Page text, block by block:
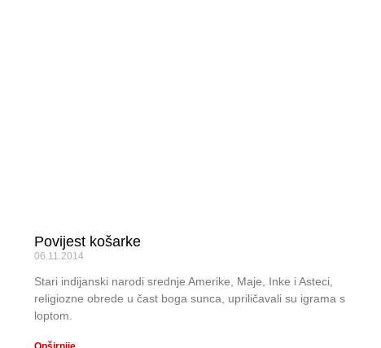
Povijest košarke
06.11.2014
Stari indijanski narodi srednje Amerike, Maje, Inke i Asteci,
religiozne obrede u čast boga sunca, upriličavali su igrama s
loptom.